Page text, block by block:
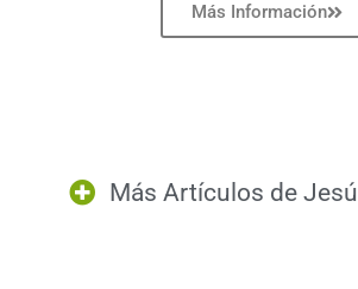
Más Información
Más Artículos de